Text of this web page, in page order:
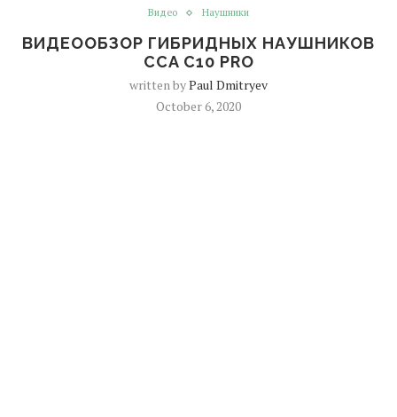
Видео Наушники
ВИДЕООБЗОР ГИБРИДНЫХ НАУШНИКОВ
CCA C10 PRO
written byPaul Dmitryev
October 6, 2020